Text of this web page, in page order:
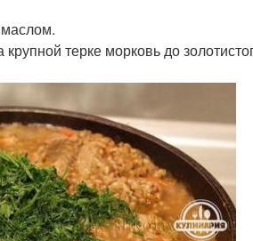
терке морковь до